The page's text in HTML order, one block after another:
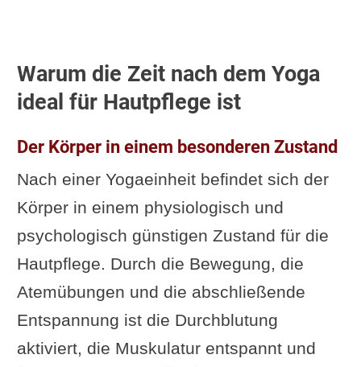
Warum die Zeit nach dem Yoga
ideal für Hautpflege ist
Der Körper in einem besonderen Zustand
Nach einer Yogaeinheit befindet sich der
Körper in einem physiologisch und
psychologisch günstigen Zustand für die
Hautpflege. Durch die Bewegung, die
Atemübungen und die abschließende
Entspannung ist die Durchblutung
aktiviert, die Muskulatur entspannt und